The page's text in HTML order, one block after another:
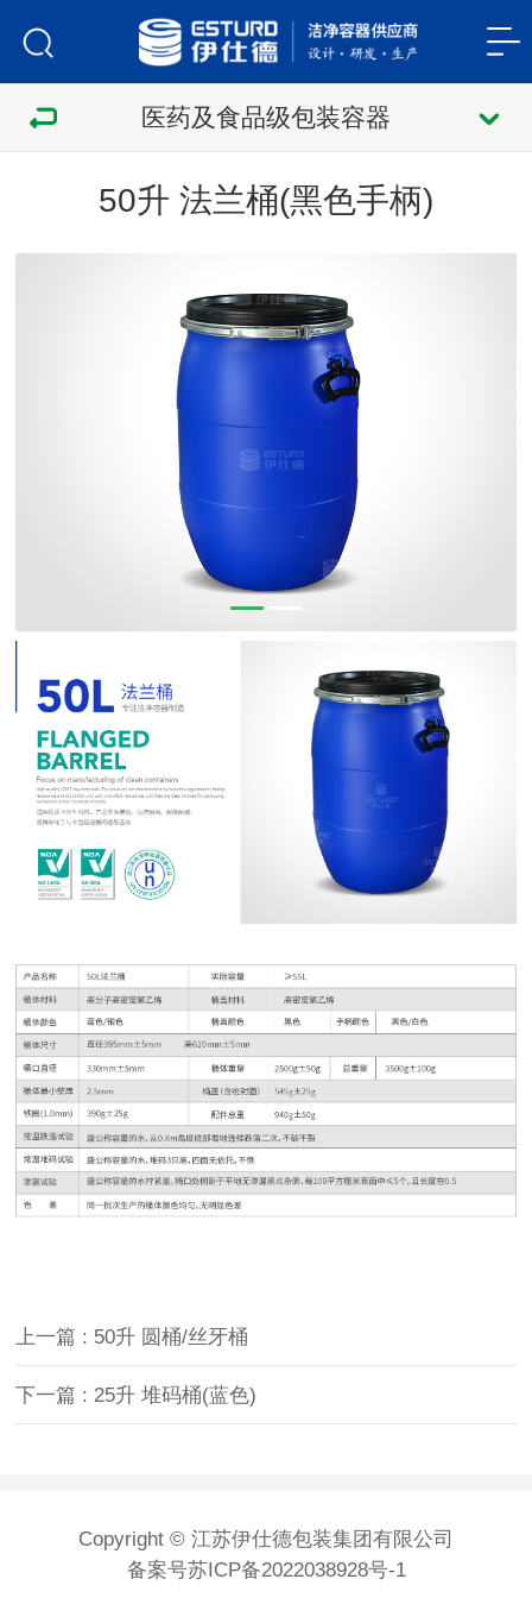
医药及食品级包装容器
50升 法兰桶(黑色手柄)
上一篇 : 50升 圆桶/丝牙桶
下一篇 : 25升 堆码桶(蓝色)
Copyright © 江苏伊仕德包装集团有限公司
备案号苏ICP备2022038928号-1